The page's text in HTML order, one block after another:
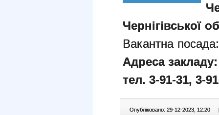
Чернігівської
Вакантна
Адреса
тел. 3-91-31, 3-
Опубліковано: 29-12-2023, 12:20 |